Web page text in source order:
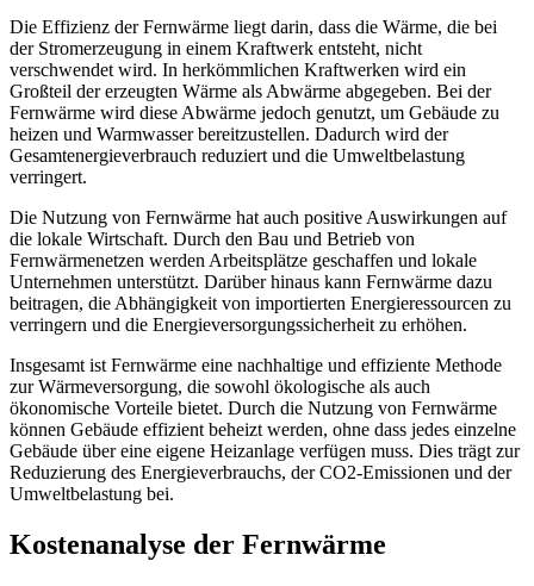
Die Effizienz der Fernwärme liegt darin, dass die Wärme, die bei
der Stromerzeugung in einem Kraftwerk entsteht, nicht
verschwendet wird. In herkömmlichen Kraftwerken wird ein
Großteil der erzeugten Wärme als Abwärme abgegeben. Bei der
Fernwärme wird diese Abwärme jedoch genutzt, um Gebäude zu
heizen und Warmwasser bereitzustellen. Dadurch wird der
Gesamtenergieverbrauch reduziert und die Umweltbelastung
verringert.
Die Nutzung von Fernwärme hat auch positive Auswirkungen auf
die lokale Wirtschaft. Durch den Bau und Betrieb von
Fernwärmenetzen werden Arbeitsplätze geschaffen und lokale
Unternehmen unterstützt. Darüber hinaus kann Fernwärme dazu
beitragen, die Abhängigkeit von importierten Energieressourcen zu
verringern und die Energieversorgungssicherheit zu erhöhen.
Insgesamt ist Fernwärme eine nachhaltige und effiziente Methode
zur Wärmeversorgung, die sowohl ökologische als auch
ökonomische Vorteile bietet. Durch die Nutzung von Fernwärme
können Gebäude effizient beheizt werden, ohne dass jedes einzelne
Gebäude über eine eigene Heizanlage verfügen muss. Dies trägt zur
Reduzierung des Energieverbrauchs, der CO2-Emissionen und der
Umweltbelastung bei.
Kostenanalyse der Fernwärme